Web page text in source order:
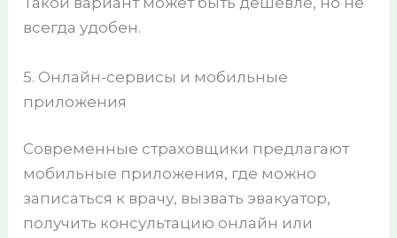
всегда удобен.
5. Онлайн-сервисы и мобильные
приложения
Современные страховщики предлагают
мобильные приложения, где можно
записаться к врачу, вызвать эвакуатор,
получить консультацию онлайн или